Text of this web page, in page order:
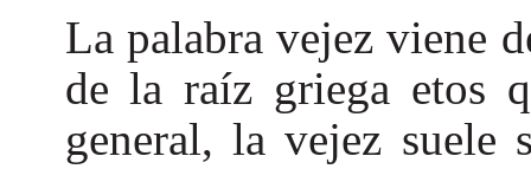
La palabra vejez viene
de la raíz griega etos
general, la vejez suele